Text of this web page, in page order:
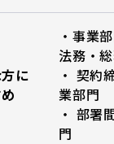
に
・事業
法務・
・ 契約
業部門
・ 部署
門